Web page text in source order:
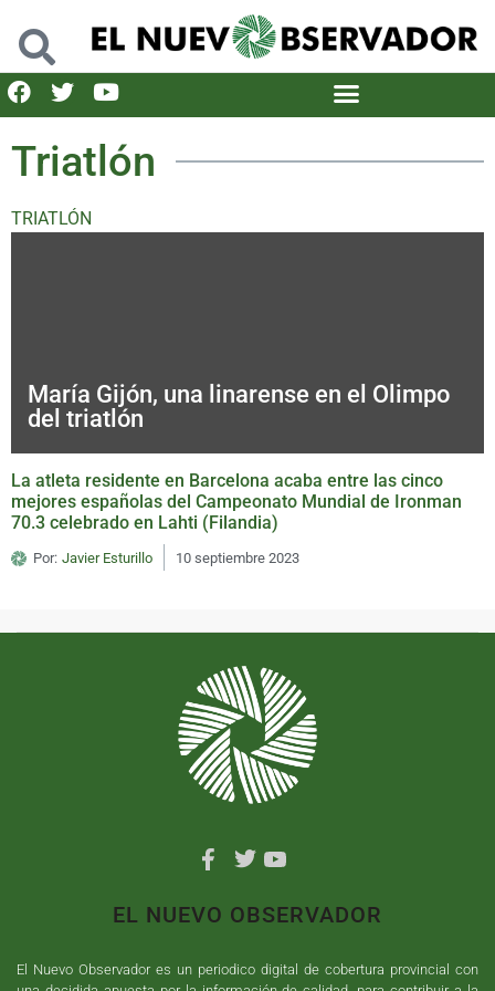
Triatlón
TRIATLÓN
María Gijón, una linarense en el Olimpo
del triatlón
La atleta residente en Barcelona acaba entre las cinco
mejores españolas del Campeonato Mundial de Ironman
70.3 celebrado en Lahti (Filandia)
Por: Javier Esturillo 10 septiembre 2023
EL NUEVO OBSERVADOR
El Nuevo Observador es un periodico digital de cobertura provincial con